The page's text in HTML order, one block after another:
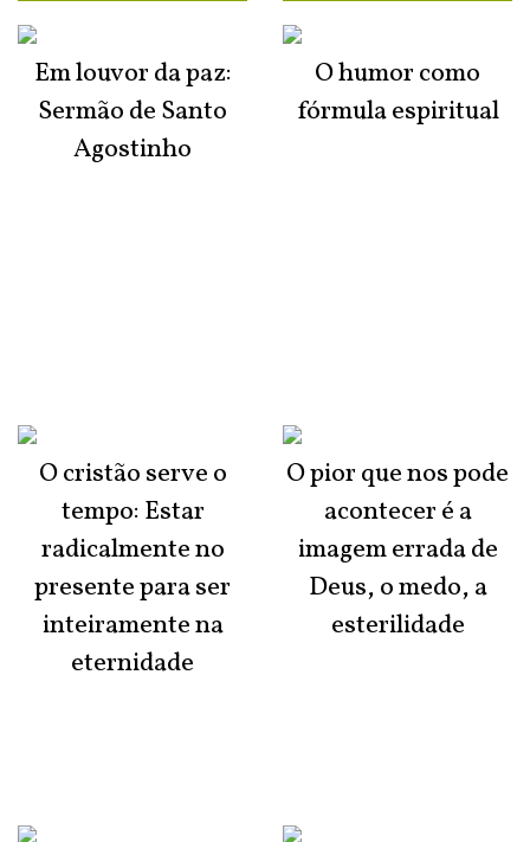
Em louvor da paz:
Sermão de Santo
Agostinho
O cristão serve o
tempo: Estar
radicalmente no
presente para ser
inteiramente na
eternidade
O humor como
fórmula espiritual
O pior que nos pode
acontecer é a
imagem errada de
Deus, o medo, a
esterilidade